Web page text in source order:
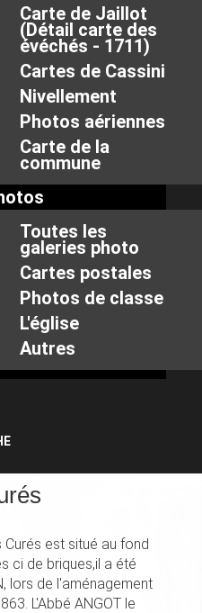
Carte de Jaillot
(Détail carte des
évéchés - 1711)
Cartes de Cassini
Nivellement
Photos aériennes
Carte de la
commune
Toutes les
galeries photo
Cartes postales
Photos de classe
L'église
Autres
est situé au fond
ci de briques,il a été
lors de l'aménagement
L'Abbé ANGOT le